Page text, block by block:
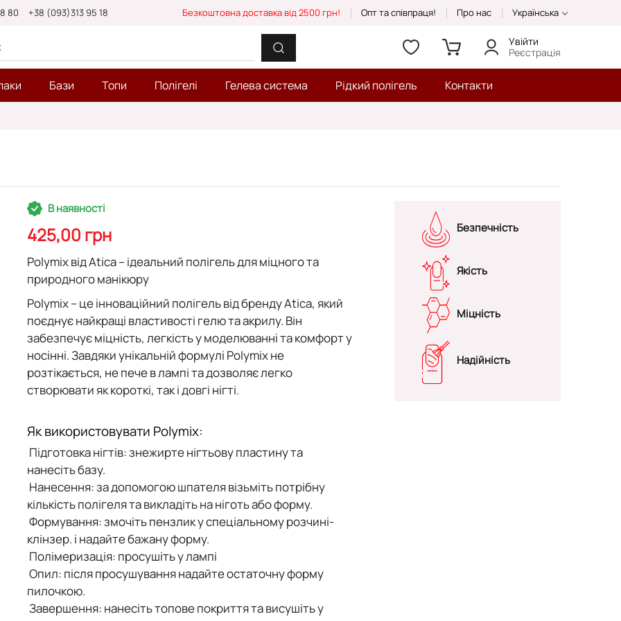
80 +38 (093)313 95 18 Безкоштовна доставка від 2500 грн! Опт та співпраця! Про нас Українська
Увійти
Реєстрація
Бази Топи Полігелі Гелева система Рідкий полігель Контакти
В наявності
425,00 грн
Polymix від Atica – ідеальний полігель для міцного та
природного манікюру
Polymix– це інноваційний полігель від брендуAtica, який
поєднує найкращі властивості гелю та акрилу. Він
забезпечуєміцність, легкість у моделюванні та комфорт у
носінні. Завдяки унікальній формулі Polymixне
розтікається, не пече в лампі та дозволяє легко
створювати яккороткі, так і довгі нігті.
Як використовувати Polymix:
Підготовка нігтів: знежирте нігтьову пластину та
нанесіть базу.
Нанесення: за допомогою шпателя візьміть потрібну
кількість полігеля та викладіть на ніготь або форму.
Формування: змочіть пензлик у спеціальному розчині-
клінзер. і надайте бажану форму.
Полімеризація: просушіть у лампі
Опил: після просушування надайте остаточну форму
пилочкою.
Завершення: нанесіть топове покриття та висушіть у
Безпечність
Якість
Міцність
Надійність